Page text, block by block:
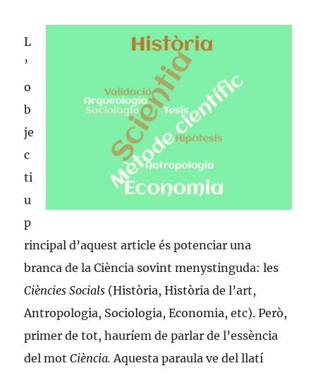
L
’
o
b
je
c
ti
u
p
rincipal d’aquest article és potenciar una
branca de la Ciència sovint menystinguda: les
Ciències Socials (Història, Història de l’art,
Antropologia, Sociologia, Economia, etc). Però,
primer de tot, hauríem de parlar de l’essència
del motCiència.Aquesta paraula ve del llatí